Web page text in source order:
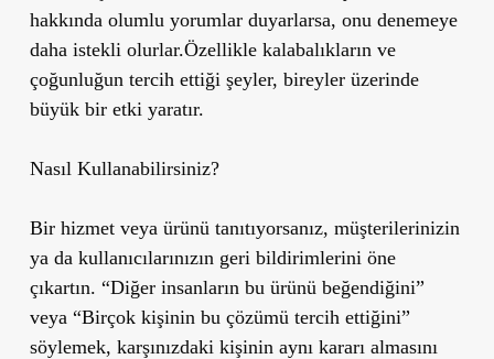
hakkında olumlu yorumlar duyarlarsa, onu denemeye
daha istekli olurlar.Özellikle kalabalıkların ve
çoğunluğun tercih ettiği şeyler, bireyler üzerinde
büyük bir etki yaratır.
Nasıl Kullanabilirsiniz?
Bir hizmet veya ürünü tanıtıyorsanız, müşterilerinizin
ya da kullanıcılarınızın geri bildirimlerini öne
çıkartın. “Diğer insanların bu ürünü beğendiğini”
veya “Birçok kişinin bu çözümü tercih ettiğini”
söylemek, karşınızdaki kişinin aynı kararı almasını